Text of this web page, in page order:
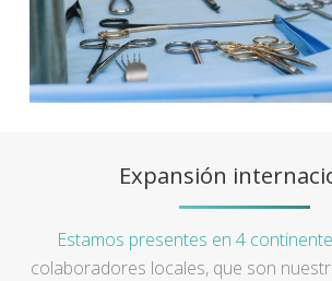
Expansión
Estamos presentes en 4
colaboradores locales, que son